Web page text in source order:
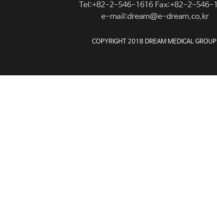
Tel:+82-2-546-1616 Fax:+82-2-546-
e-mail:dream@e-dream.co.kr
COPYRIGHT 2018 DREAM MEDICAL